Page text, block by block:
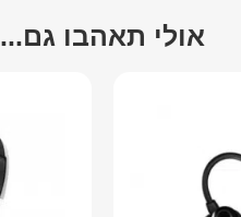
אולי תאהבו גם...